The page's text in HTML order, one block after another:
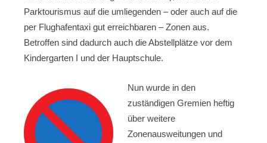
Parktourismus auf die umliegenden – oder auch auf die
per Flughafentaxi gut erreichbaren – Zonen aus.
Betroffen sind dadurch auch die Abstellplätze vor dem
Kindergarten I und der Hauptschule.
Nun wurde in den
zuständigen Gremien heftig
über weitere
Zonenausweitungen und